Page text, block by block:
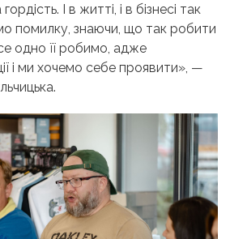
І в житті, і в бізнесі так
помилку, знаючи, що так робити
одно її робимо, адже
і ми хочемо себе проявити», —